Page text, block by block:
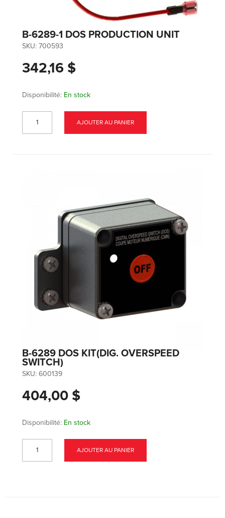
B-6289-1 DOS PRODUCTION UNIT
SKU: 700593
342,16 $
Disponibilité: En stock
AJOUTER AU PANIER
B-6289 DOS KIT(DIG. OVERSPEED
SWITCH)
SKU: 600139
404,00 $
Disponibilité: En stock
AJOUTER AU PANIER